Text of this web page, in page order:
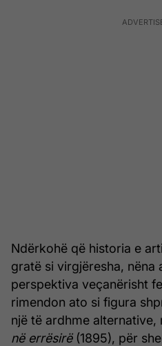
Ndërkohë që historia e
gratë si virgjëresha, nëna
perspektiva veçanërisht
rimendon ato si figura
një të ardhme alternative,
në errësirë(1895), për